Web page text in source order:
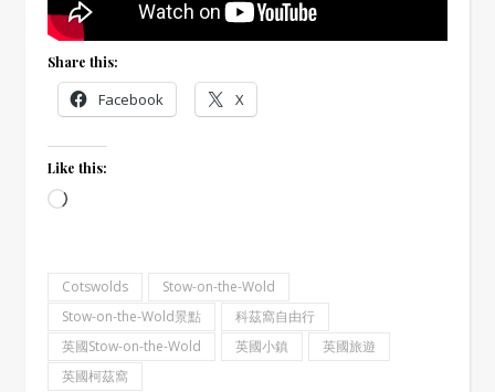
Share this:
Facebook X
Like this:
Loading…
Cotswolds
Stow-on-the-Wold
Stow-on-the-Wold景點
科茲窩自由行
英國Stow-on-the-Wold
英國小鎮
英國旅遊
英國柯茲窩